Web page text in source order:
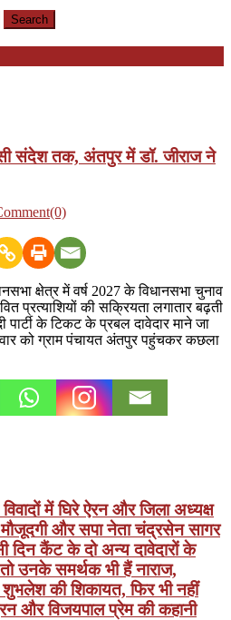
संदेश तक, अंतपुर में डॉ. जीराज ने
क्षेत्र में वर्ष 2027 के विधानसभा चुनाव
प्रत्याशियों की सक्रियता लगातार बढ़ती
पार्टी के टिकट के प्रबल दावेदार माने जा
को ग्राम पंचायत अंतपुर पहुंचकर कछला
में घिरे ऐरन और जिला अध्यक्ष
और सपा नेता चंद्रसेन सागर
दिन कैंट के दो अन्य दावेदारों के
उनके समर्थक भी हैं नाराज,
की शिकायत, फिर भी नहीं
और विजयपाल प्रेम की कहानी